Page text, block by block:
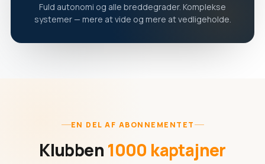
Fuld autonomi og alle breddegrader. Komplekse
systemer — mere at vide og mere at vedligeholde.
EN DEL AF ABONNEMENTET
Klubben 1000 kaptajner